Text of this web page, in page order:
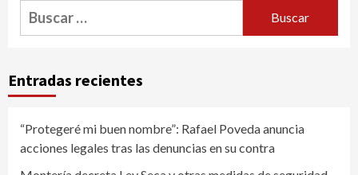
Buscar:
Entradas recientes
“Protegeré mi buen nombre”: Rafael Poveda anuncia
acciones legales tras las denuncias en su contra